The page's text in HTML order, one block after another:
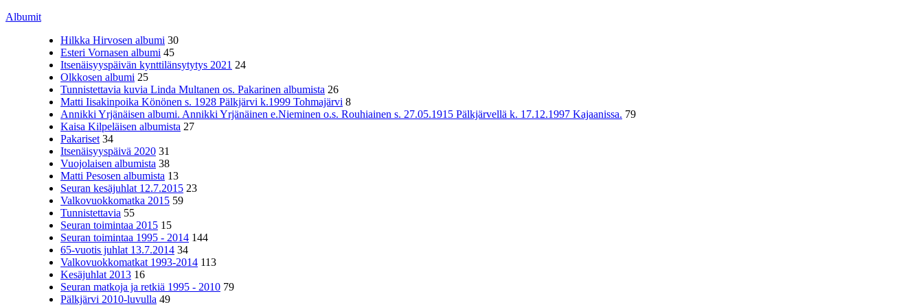
Albumit
Hilkka Hirvosen albumi 30
Esteri Vornasen albumi 45
Itsenäisyyspäivän kynttilänsytytys 2021 24
Olkkosen albumi 25
Tunnistettavia kuvia Linda Multanen os. Pakarinen albumista 26
Matti Iisakinpoika Könönen s. 1928 Pälkjärvi k.1999 Tohmajärvi 8
Annikki Yrjänäisen albumi. Annikki Yrjänäinen e.Nieminen o.s. Rouhiainen s. 27.05.1915 Pälkjärvellä k. 17.12.1997 Kajaanissa. 79
Kaisa Kilpeläisen albumista 27
Pakariset 34
Itsenäisyyspäivä 2020 31
Vuojolaisen albumista 38
Matti Pesosen albumista 13
Seuran kesäjuhlat 12.7.2015 23
Valkovuokkomatka 2015 59
Tunnistettavia 55
Seuran toimintaa 2015 15
Seuran toimintaa 1995 - 2014 144
65-vuotis juhlat 13.7.2014 34
Valkovuokkomatkat 1993-2014 113
Kesäjuhlat 2013 16
Seuran matkoja ja retkiä 1995 - 2010 79
Pälkjärvi 2010-luvulla 49